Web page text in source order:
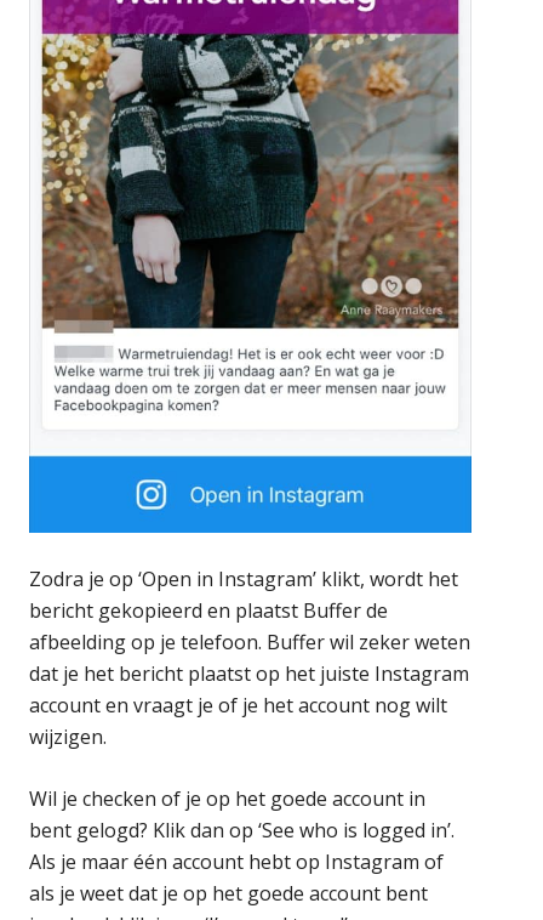
Zodra je op ‘Open in Instagram’ klikt, wordt het
bericht gekopieerd en plaatst Buffer de
afbeelding op je telefoon. Buffer wil zeker weten
dat je het bericht plaatst op het juiste Instagram
account en vraagt je of je het account nog wilt
wijzigen.
Wil je checken of je op het goede account in
bent gelogd? Klik dan op ‘See who is logged in’.
Als je maar één account hebt op Instagram of
als je weet dat je op het goede account bent